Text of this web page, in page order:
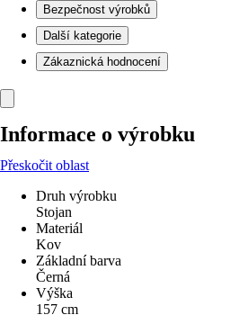
Bezpečnost výrobků
Další kategorie
Zákaznická hodnocení
Informace o výrobku
Přeskočit oblast
Druh výrobku
Stojan
Materiál
Kov
Základní barva
Černá
Výška
157 cm